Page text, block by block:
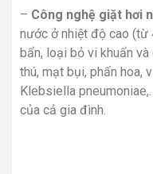
– Công nghệ giặt hơi
nước ở nhiệt độ cao (từ
bẩn, loại bỏ vi khuẩn
thú, mạt bụi, phấn hoa,
Klebsiella
của cả gia đình.